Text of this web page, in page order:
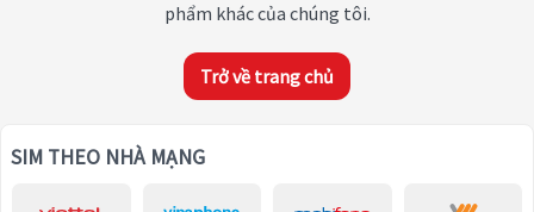
phẩm khác của chúng tôi.
Trở về trang chủ
SIM THEO NHÀ MẠNG